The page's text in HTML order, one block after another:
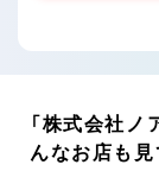
「株式会社ノ
んなお店も